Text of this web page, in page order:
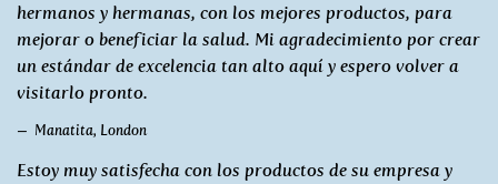
hermanos y hermanas, con los mejores productos, para
mejorar o beneficiar la salud. Mi agradecimiento por crear
un estándar de excelencia tan alto aquí y espero volver a
visitarlo pronto.
Manatita, London
Estoy muy satisfecha con los productos de su empresa y